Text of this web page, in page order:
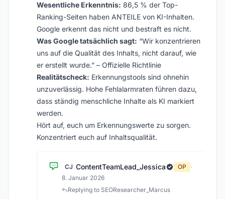
Wesentliche Erkenntnis: 86,5 % der Top-
Ranking-Seiten haben ANTEILE von KI-Inhalten.
Google erkennt das nicht und bestraft es nicht.
Was Google tatsächlich sagt: “Wir konzentrieren
uns auf die Qualität des Inhalts, nicht darauf, wie
er erstellt wurde.” – Offizielle Richtlinie
Realitätscheck: Erkennungstools sind ohnehin
unzuverlässig. Hohe Fehlalarmraten führen dazu,
dass ständig menschliche Inhalte als KI markiert
werden.
Hört auf, euch um Erkennungswerte zu sorgen.
Konzentriert euch auf Inhaltsqualität.
CJ ContentTeamLead_Jessica OP
·
8. Januar 2026
Replying to SEOResearcher_Marcus